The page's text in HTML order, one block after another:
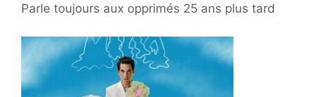
Parle toujours aux opprimés 25 ans plus tard